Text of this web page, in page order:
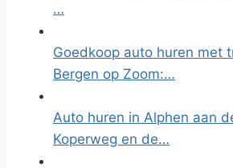
…
Goedkoop auto huren met
Bergen op Zoom:…
Auto huren in Alphen aan
Koperweg en de…